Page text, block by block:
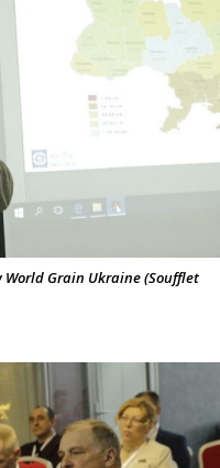
Grain Ukraine (Soufflet